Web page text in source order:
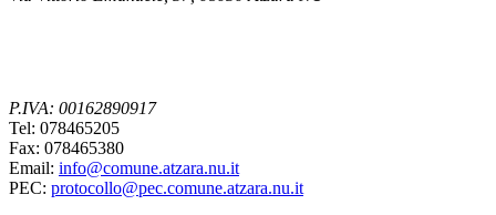
P.IVA: 00162890917
Tel: 078465205
Fax: 078465380
Email: info@comune.atzara.nu.it
PEC: protocollo@pec.comune.atzara.nu.it